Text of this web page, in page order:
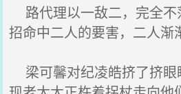
路代理以一敌二，完全不
招命中二人的要害，二人渐
梁可馨对纪凌皓挤了挤眼